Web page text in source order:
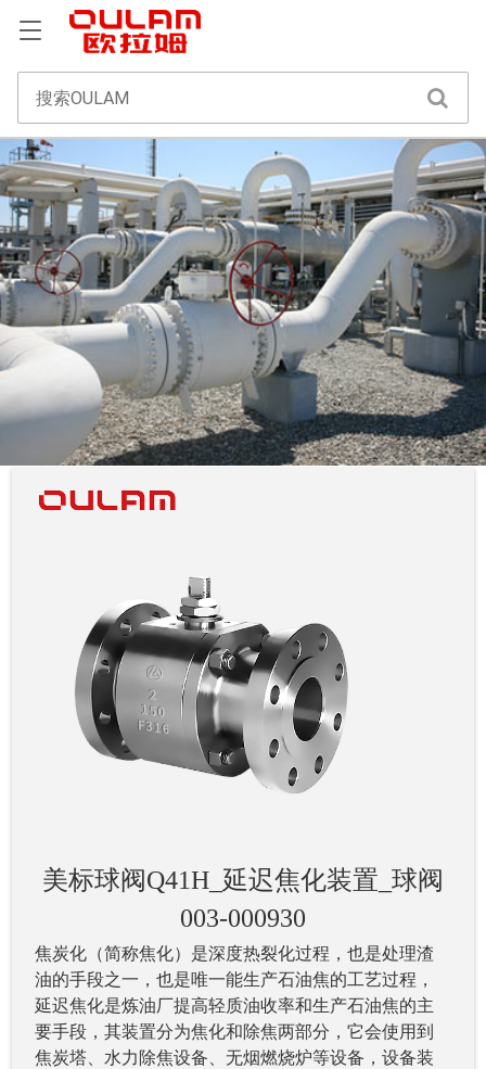
美标球阀Q41H_延迟焦化装置_球阀
003-000930
焦炭化（简称焦化）是深度热裂化过程，也是处理渣
油的手段之一，也是唯一能生产石油焦的工艺过程，
延迟焦化是炼油厂提高轻质油收率和生产石油焦的主
要手段，其装置分为焦化和除焦两部分，它会使用到
焦炭塔、水力除焦设备、无烟燃烧炉等设备，设备装